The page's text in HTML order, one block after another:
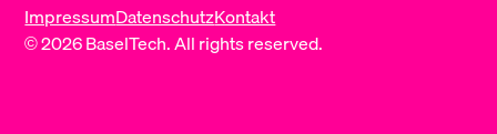
ImpressumDatenschutzKontakt
© 2026 BaselTech. All rights reserved.